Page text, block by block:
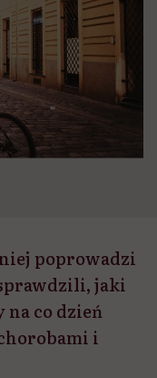
poprowadzi
jaki
co dzień
i